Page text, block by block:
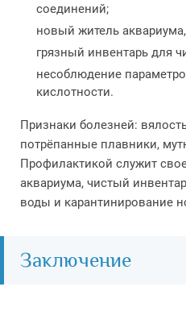
соединений;
новый житель
грязный инвентарь для
несоблюдение
кислотности.
Признаки болезней:
потрёпанные плавники,
Профилактикой служит
аквариума, чистый
воды и карантинирование
Заключение